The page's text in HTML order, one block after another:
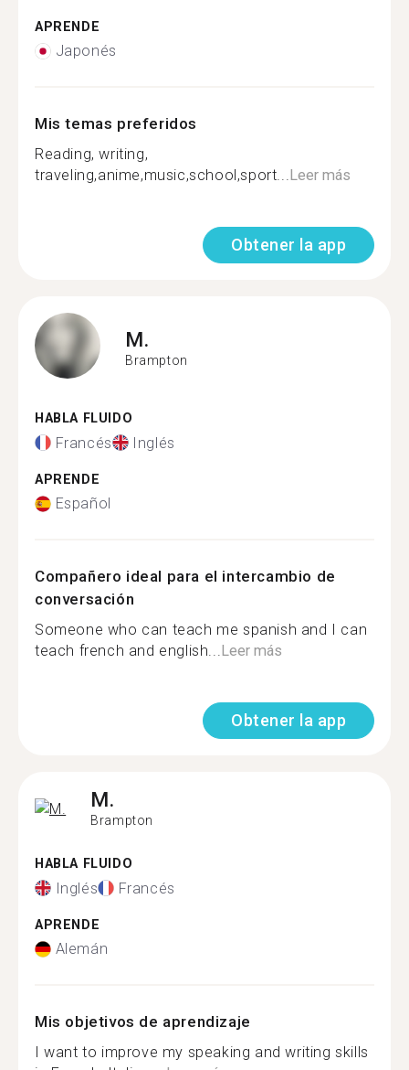
APRENDE
Japonés
Mis temas preferidos
Reading, writing,
traveling,anime,music,school,sport...Leer más
Obtener la app
M.
Brampton
HABLA FLUIDO
Francés Inglés
APRENDE
Español
Compañero ideal para el intercambio de
conversación
Someone who can teach me spanish and I can
teach french and english...Leer más
Obtener la app
M.
Brampton
HABLA FLUIDO
Inglés Francés
APRENDE
Alemán
Mis objetivos de aprendizaje
I want to improve my speaking and writing skills